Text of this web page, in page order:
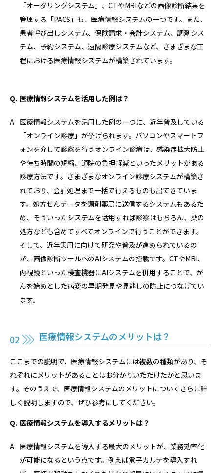
「オーダリングシステム」、CTやMRIなどの画像診断結果を
管理する「PACS」も、医療情報システムの一つです。また、
患者呼び出しシステム、保険請求・会計システム、調剤シス
テム、予約システム、遠隔診療システムなど、さまざまな工
程における医療情報システムが構築されています。
医療情報システムを活用した例は？
医療情報システムを活用した例の一つに、近年普及している
「オンライン診療」が挙げられます。パソコンやスマートフ
ォンを介して診察を行うオンライン診療は、感染症拡大防止
や待ち時間の短縮、通院の負担軽減といったメリットがある
診療方法です。さまざまなオンライン診療システムが構築さ
れており、会計処理まで一括で行えるものも出てきていま
す。処方せんデータを調剤薬局に送信するシステムもあるた
め、そういったシステムを活用すれば診察はもちろん、薬の
処方なども含めてすべてオンラインで行うことができます。
そして、近年実用に向けて研究や普及が進められているの
が、画像診断ツールへのAIシステムの搭載です。CTやMRI、
内視鏡といった検査機器にAIシステムを併用することで、が
んを始めとした病変の早期発見や見逃しの防止につなげてい
ます。
医療情報システムのメリットは？
ここまでの説明で、医療情報システムには複数の種類があり、そ
れぞれにメリットがあることはお分かりいただけたかと思いま
す。そのうえで、医療情報システムのメリットについてさらに詳
しく説明しますので、ぜひ参考にしてください。
医療情報システムを導入するメリットは？
医療情報システムを導入する最大のメリットが、業務効率化
が可能になるという点です。例えば電子カルテを導入すれ